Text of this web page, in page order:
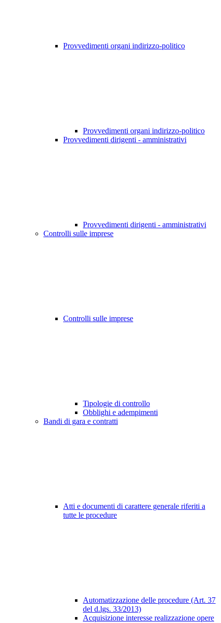
Provvedimenti organi indirizzo-politico
Provvedimenti organi indirizzo-politico
Provvedimenti dirigenti - amministrativi
Provvedimenti dirigenti - amministrativi
Controlli sulle imprese
Controlli sulle imprese
Tipologie di controllo
Obblighi e adempimenti
Bandi di gara e contratti
Atti e documenti di carattere generale riferiti a
tutte le procedure
Automatizzazione delle procedure (Art. 37
del d.lgs. 33/2013)
Acquisizione interesse realizzazione opere